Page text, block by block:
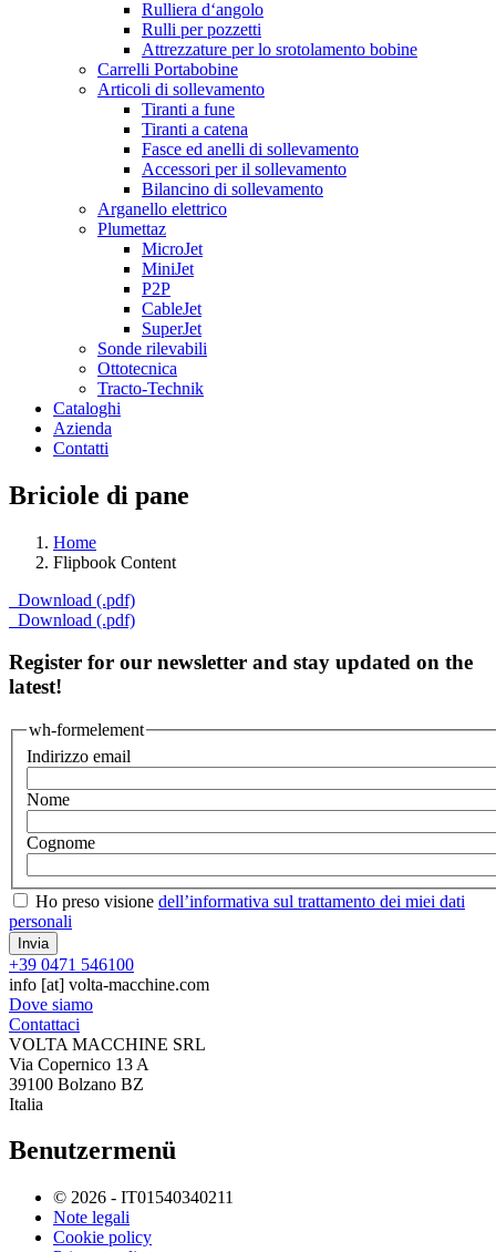
Rulliera d‘angolo
Rulli per pozzetti
Attrezzature per lo srotolamento bobine
Carrelli Portabobine
Articoli di sollevamento
Tiranti a fune
Tiranti a catena
Fasce ed anelli di sollevamento
Accessori per il sollevamento
Bilancino di sollevamento
Arganello elettrico
Plumettaz
MicroJet
MiniJet
P2P
CableJet
SuperJet
Sonde rilevabili
Ottotecnica
Tracto-Technik
Cataloghi
Azienda
Contatti
Briciole di pane
Home
Flipbook Content
Download (.pdf)
Download (.pdf)
Register for our newsletter and stay updated on the
latest!
wh-formelement
Indirizzo email
Nome
Cognome
Ho preso visione dell’informativa sul trattamento dei miei dati
personali
+39 0471 546100
info [at] volta-macchine.com
Dove siamo
Contattaci
VOLTA MACCHINE SRL
Via Copernico 13 A
39100 Bolzano BZ
Italia
Benutzermenü
© 2026 - IT01540340211
Note legali
Cookie policy